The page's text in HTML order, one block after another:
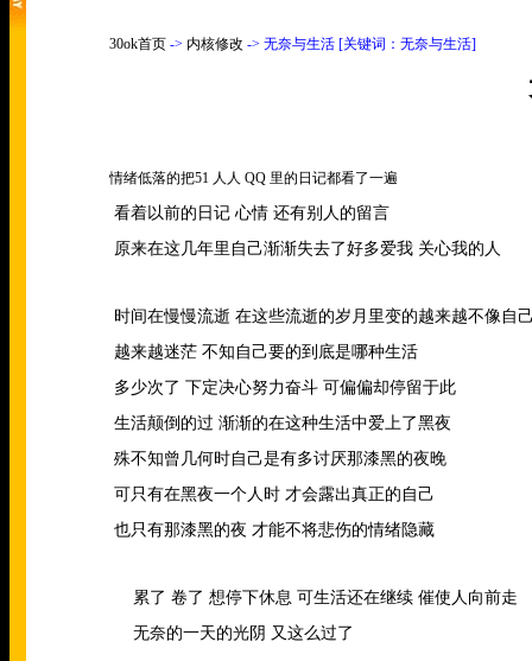
30ok首页 -> 内核修改 -> 无奈与生活 [关键词：无奈与生活]
情绪低落的把51 人人 QQ 里的日记都看了一遍
看着以前的日记 心情 还有别人的留言
原来在这几年里自己渐渐失去了好多爱我 关心我的人
时间在慢慢流逝 在这些流逝的岁月里变的越来越不像自
越来越迷茫 不知自己要的到底是哪种生活
多少次了 下定决心努力奋斗 可偏偏却停留于此
生活颠倒的过 渐渐的在这种生活中爱上了黑夜
殊不知曾几何时自己是有多讨厌那漆黑的夜晚
可只有在黑夜一个人时 才会露出真正的自己
也只有那漆黑的夜 才能不将悲伤的情绪隐藏
累了 卷了 想停下休息 可生活还在继续 催使人向前走
无奈的一天的光阴 又这么过了